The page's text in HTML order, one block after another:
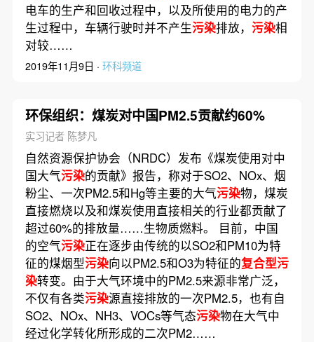
电车的生产和回收过程中，以及所使用的电力的产
生过程中，车辆行驶时并不产生污染排放， 污染相
对较……
2019年11月9日 · 环科频道
环保组织：煤炭对中国PM2.5贡献约60%
实习记者 陈梦凡
自然资源保护协会（NRDC）发布《煤炭使用对中
国大气污染的贡献》报告，称对于SO2、NOx、烟
粉尘、一次PM2.5和Hg等主要的大气污染物，煤炭
直接燃烧以及和煤炭使用直接相关的行业都贡献了
超过60%的排放量……生物质燃料。 目前，中国
的空气污染正在逐步由传统的以SO2和PM10为特
征的煤烟型污染向以PM2.5和O3为特征的复合型污
染转变。由于大气环境中的PM2.5来源非常广泛，
不仅有各类污染源直接排放的一次PM2.5，也有自
SO2、NOx、NH3、VOCs等气态污染物在大气中
经过化学转化所形成的二次PM2……